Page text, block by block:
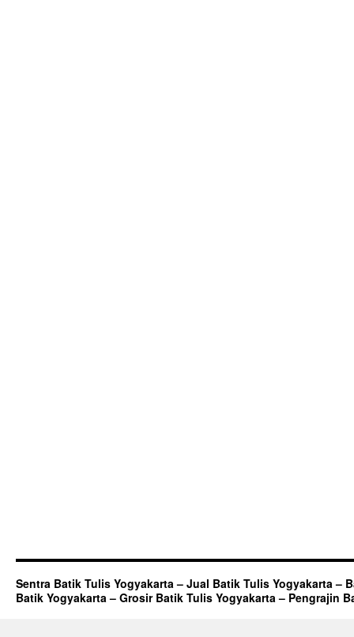
Sentra Batik Tulis Yogyakarta – Jual Batik Tulis Yogyakarta –
Batik Yogyakarta – Grosir Batik Tulis Yogyakarta – Pengrajin